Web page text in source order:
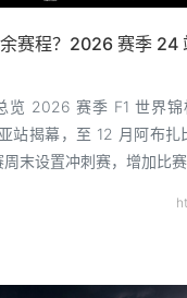
赛程？2026 赛季 24
览 2026 赛季 F1 世界
站揭幕，至 12 月阿布扎
末设置冲刺赛，增加比